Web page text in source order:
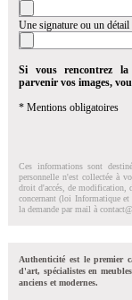
Une signature ou un détail
Si vous rencontrez
parvenir vos images,
* Mentions obligatoires
Ces informations sont
personnelle n'est collectée à
droit d'accés, de modification,
concernant (loi Informatique
la demande par mail à
Authenticité est le premier
d'art, spécialistes en
anciens et modernes.